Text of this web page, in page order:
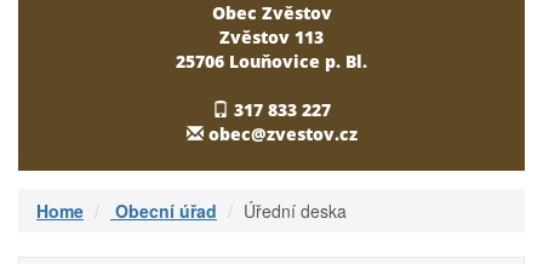
Obec Zvěstov
Zvěstov 113
25706 Louňovice p. Bl.
317 833 227
obec@zvestov.cz
Home Obecní úřad Úřední deska